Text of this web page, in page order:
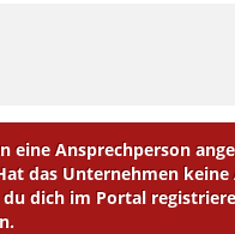
eine Ansprechperson
das Unternehmen
dich im Portal